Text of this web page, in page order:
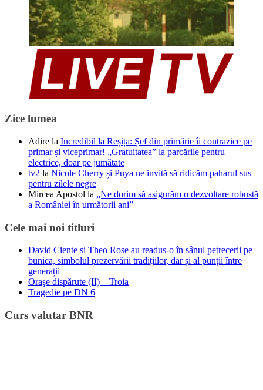
Zice lumea
Adire la Incredibil la Reșița: Șef din primărie îi contrazice pe
primar și viceprimar! „Gratuitatea” la parcările pentru
electrice, doar pe jumătate
tv2 la Nicole Cherry și Puya ne invită să ridicăm paharul sus
pentru zilele negre
Mircea Apostol la „Ne dorim să asigurăm o dezvoltare robustă
a României în următorii ani”
Cele mai noi titluri
David Ciente și Theo Rose au readus-o în sânul petrecerii pe
bunica, simbolul prezervării tradițiilor, dar și al punții între
generații
Oraşe dispărute (II) – Troia
Tragedie pe DN 6
Curs valutar BNR